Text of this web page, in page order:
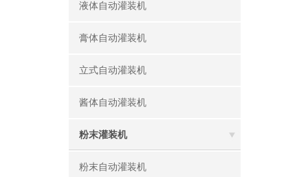
液体自动灌装机
膏体自动灌装机
立式自动灌装机
酱体自动灌装机
粉末灌装机
粉末自动灌装机